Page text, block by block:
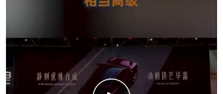
美、抢不到很恨”的噱头，而是实实在在让用户感受
续航增加429公里，行业平均值的1.5倍。宁德时代
109度聚能大电池，CLTC 751公里续航。Momenta强
化学习大模型加持的全场景辅助驾驶，未来还将升级
L3。3.9秒零百加速，前后桥全铝底盘，全系后轮转